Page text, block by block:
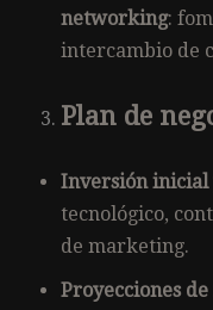
networking:
intercambio de
Plan de
Inversión inicial
tecnológico,
de marketing.
Proyecciones